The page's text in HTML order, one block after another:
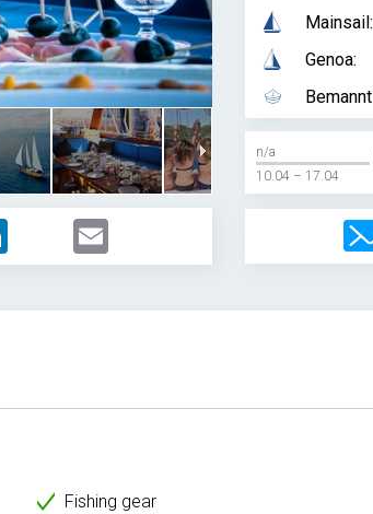
Mainsail:
Genoa:
Bemannt
n/a
10.04 – 17.04
Fishing gear